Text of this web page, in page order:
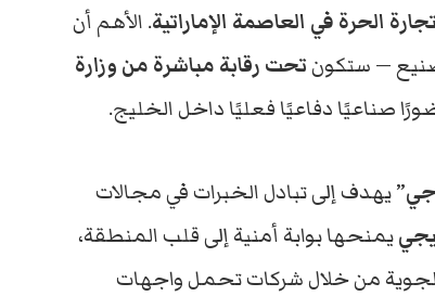
الحرة في العاصمة الإماراتية. الأهم أن
— ستكونتحت رقابة مباشرة من وزارة
صناعيًا دفاعيًا فعليًا داخل الخليج.
يهدف إلى تبادل الخبرات في مجالات
يمنحها بوابة أمنية إلى قلب المنطقة،
من خلال شركات تحمل واجهات